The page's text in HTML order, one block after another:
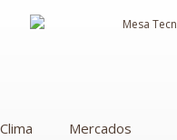
Clima Mercados